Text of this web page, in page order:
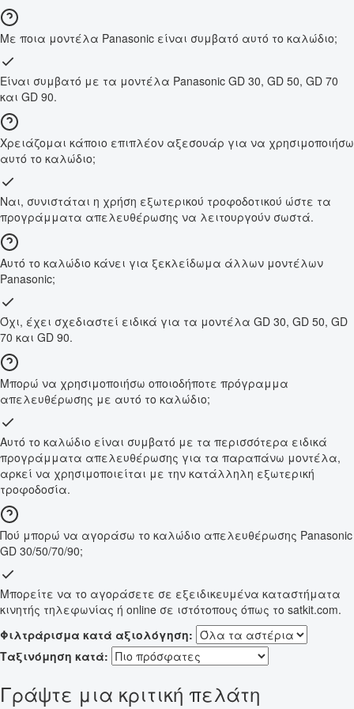
Με ποια μοντέλα Panasonic είναι συμβατό αυτό το καλώδιο;
Είναι συμβατό με τα μοντέλα Panasonic GD 30, GD 50, GD 70
και GD 90.
Χρειάζομαι κάποιο επιπλέον αξεσουάρ για να χρησιμοποιήσω
αυτό το καλώδιο;
Ναι, συνιστάται η χρήση εξωτερικού τροφοδοτικού ώστε τα
προγράμματα απελευθέρωσης να λειτουργούν σωστά.
Αυτό το καλώδιο κάνει για ξεκλείδωμα άλλων μοντέλων
Panasonic;
Όχι, έχει σχεδιαστεί ειδικά για τα μοντέλα GD 30, GD 50, GD
70 και GD 90.
Μπορώ να χρησιμοποιήσω οποιοδήποτε πρόγραμμα
απελευθέρωσης με αυτό το καλώδιο;
Αυτό το καλώδιο είναι συμβατό με τα περισσότερα ειδικά
προγράμματα απελευθέρωσης για τα παραπάνω μοντέλα,
αρκεί να χρησιμοποιείται με την κατάλληλη εξωτερική
τροφοδοσία.
Πού μπορώ να αγοράσω το καλώδιο απελευθέρωσης Panasonic
GD 30/50/70/90;
Μπορείτε να το αγοράσετε σε εξειδικευμένα καταστήματα
κινητής τηλεφωνίας ή online σε ιστότοπους όπως το satkit.com.
Φιλτράρισμα κατά αξιολόγηση:
Ταξινόμηση κατά:
Γράψτε μια κριτική πελάτη